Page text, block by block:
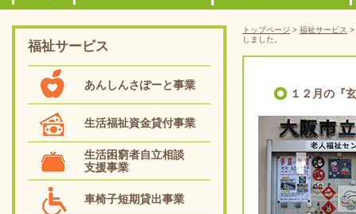
福祉サービス
あんしんさぽーと事業
生活福祉資金貸付事業
生活困窮者自立相談
支援事業
車椅子短期貸出事業
トップページ > 福祉サービス >
しました。
１２月の『